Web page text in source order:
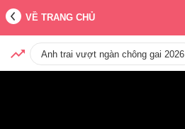
VỀ TRANG CHỦ
Anh trai vượt ngàn chông gai 2026